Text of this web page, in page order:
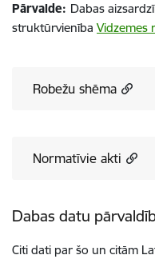
Pārvalde: Dabas
struktūrvienība Vidzemes
Robežu shēma
Normatīvie akti
Dabas datu
Citi dati par šo un citām